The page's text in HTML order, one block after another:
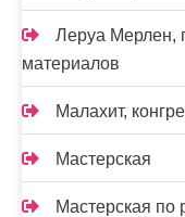
Леруа Мерлен,
материалов
Малахит,
Мастерская
Мастерская по